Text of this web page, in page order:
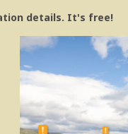
details. It's free!